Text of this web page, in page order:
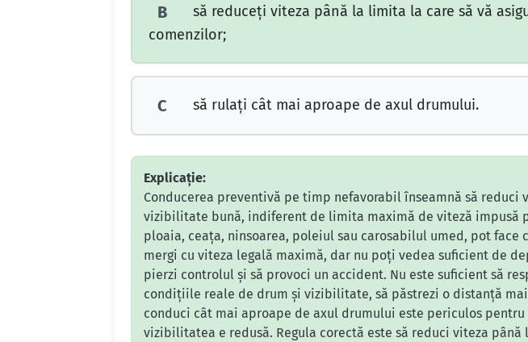
B
să reduceţi viteza până la limita la care să vă
comenzilor;
C să rulaţi cât mai aproape de axul drumului.
Explicație:
Conducerea preventivă pe timp nefavorabil înseamnă să
vizibilitate bună, indiferent de limita maximă de viteză impusă
ploaia, ceața, ninsoarea, poleiul sau carosabilul umed, pot face
mergi cu viteza legală maximă, dar nu poți vedea suficient de
pierzi controlul și să provoci un accident. Nu este suficient să
condițiile reale de drum și vizibilitate, să păstrezi o distanță
conduci cât mai aproape de axul drumului este periculos
vizibilitatea e redusă. Regula corectă este să reduci viteza